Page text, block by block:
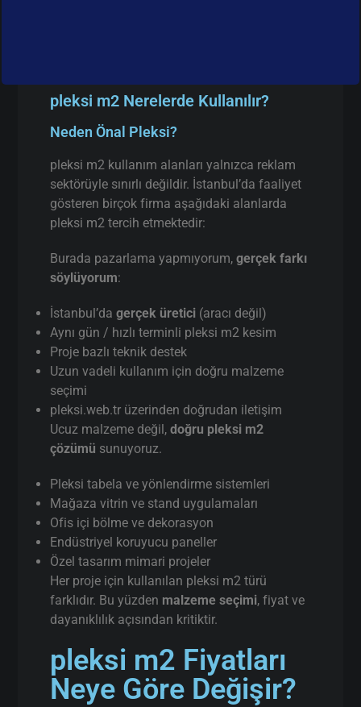
pleksi m2 Nerelerde Kullanılır?
Neden Önal Pleksi?
pleksi m2 kullanım alanları yalnızca reklam
sektörüyle sınırlı değildir. İstanbul’da faaliyet
gösteren birçok firma aşağıdaki alanlarda
pleksi m2 tercih etmektedir:
Burada pazarlama yapmıyorum,gerçek farkı
söylüyorum:
İstanbul’dagerçek üretici (aracı değil)
Aynı gün / hızlı terminli pleksi m2 kesim
Proje bazlı teknik destek
Uzun vadeli kullanım için doğru malzeme
seçimi
pleksi.web.tr üzerinden doğrudan iletişim
Ucuz malzeme değil,doğru pleksi m2
çözümü sunuyoruz.
Pleksi tabela ve yönlendirme sistemleri
Mağaza vitrin ve stand uygulamaları
Ofis içi bölme ve dekorasyon
Endüstriyel koruyucu paneller
Özel tasarım mimari projeler
Her proje için kullanılan pleksi m2 türü
farklıdır. Bu yüzden malzeme seçimi, fiyat ve
dayanıklılık açısından kritiktir.
pleksi m2 Fiyatları
Neye Göre Değişir?